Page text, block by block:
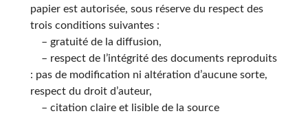
papier est autorisée, sous réserve du respect des
trois conditions suivantes :
– gratuité de la diffusion,
– respect de l’intégrité des documents reproduits
: pas de modification ni altération d’aucune sorte,
respect du droit d’auteur,
– citation claire et lisible de la source